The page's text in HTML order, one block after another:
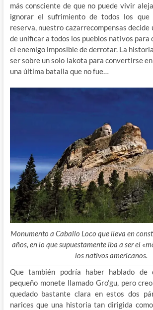
más consciente de que no puede vivir
ignorar el sufrimiento de todos los que
reserva, nuestro cazarrecompensas
de unificar a todos los pueblos nativos
el enemigo imposible de derrotar. La
ser sobre un solo lakota para convertirse
una última batalla que no fue…
Monumento a Caballo Loco que lleva en
años, en lo que supuestamente iba a ser el
los nativos americanos.
Que también podría haber hablado de
pequeño monete llamado Gro’gu, pero
quedado bastante clara en estos dos
narices que una historia tan dirigida